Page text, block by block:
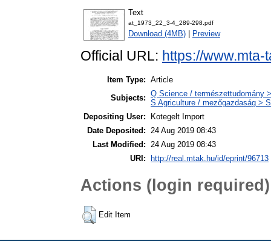
Text
at_1973_22_3-4_289-298.pdf
Download (4MB) Preview
Official URL: https://www.mta-
Item Type: Article
Subjects: Q Science / természettudomány
S Agriculture / mezőgazdaság >
Depositing User:
Kotegelt Import
Date Deposited: 24 Aug 2019 08:43
Last Modified: 24 Aug 2019 08:43
URI:
http://real.mtak.hu/id/eprint/96713
Actions (login required)
Edit Item